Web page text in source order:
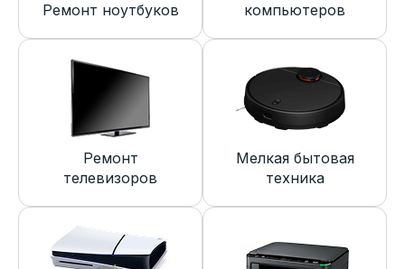
Ремонт ноутбуков
компьютеров
Ремонт
телевизоров
Мелкая бытовая
техника